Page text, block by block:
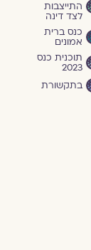
התייצבות
לצד דינה
כנס ברית
אמונים
תוכנית כנס
2023
בתקשורת